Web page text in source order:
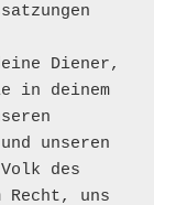
Diener,
in deinem
unseren
des
uns